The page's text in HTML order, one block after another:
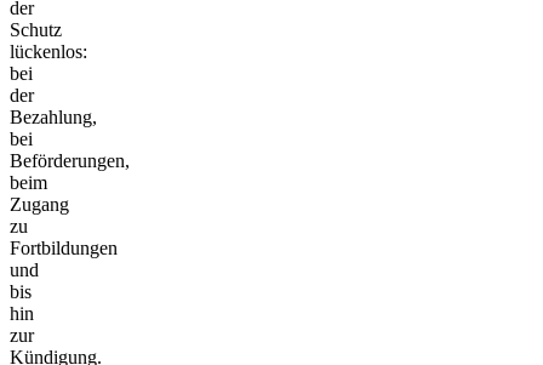
der
Schutz
lückenlos:
bei
der
Bezahlung,
bei
Beförderungen,
beim
Zugang
zu
Fortbildungen
und
bis
hin
zur
Kündigung.